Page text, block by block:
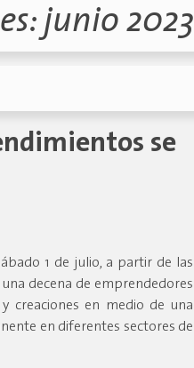
junio 2023
se
1 de julio, a partir de las
decena de emprendedores
creaciones en medio de una
en diferentes sectores de